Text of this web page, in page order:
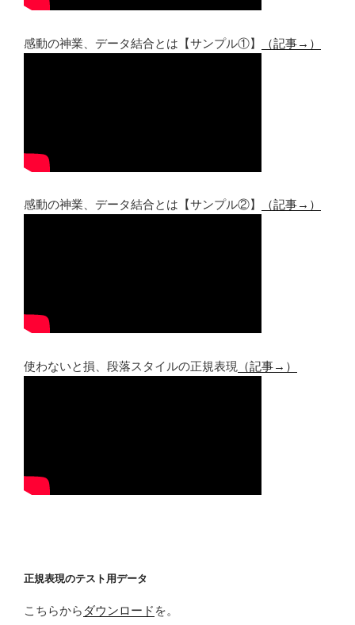
感動の神業、データ結合とは【サンプル①】 （記事→）
感動の神業、データ結合とは【サンプル②】 （記事→）
使わないと損、段落スタイルの正規表現 （記事→）
正規表現のテスト用データ
こちらから ダウンロード を。